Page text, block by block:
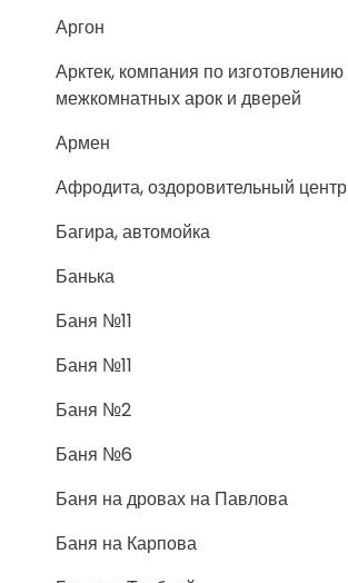
Аргон
Арктек, компания по изготовлению
межкомнатных арок и дверей
Армен
Афродита, оздоровительный центр
Багира, автомойка
Банька
Баня №11
Баня №11
Баня №2
Баня №6
Баня на дровах на Павлова
Баня на Карпова